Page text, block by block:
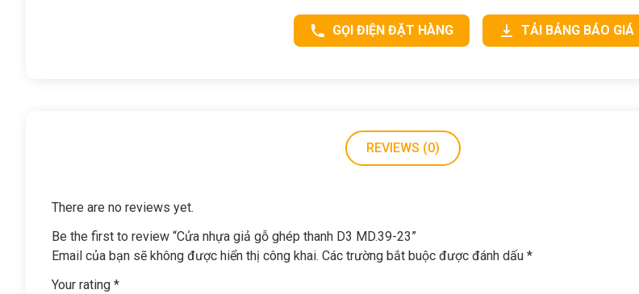
GỌI ĐIỆN ĐẶT HÀNG TẢI BẢNG BÁO GIÁ
REVIEWS (0)
There are no reviews yet.
Be the first to review “Cửa nhựa giả gỗ ghép thanh D3 MD.39-23”
Email của bạn sẽ không được hiển thị công khai. Các trường bắt buộc được đánh dấu *
Your rating *